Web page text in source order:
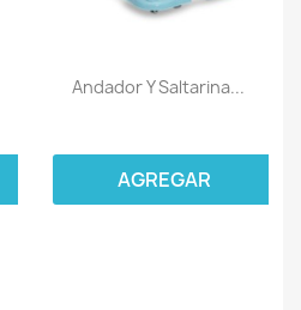
Andador Y Saltarina...
AGREGAR